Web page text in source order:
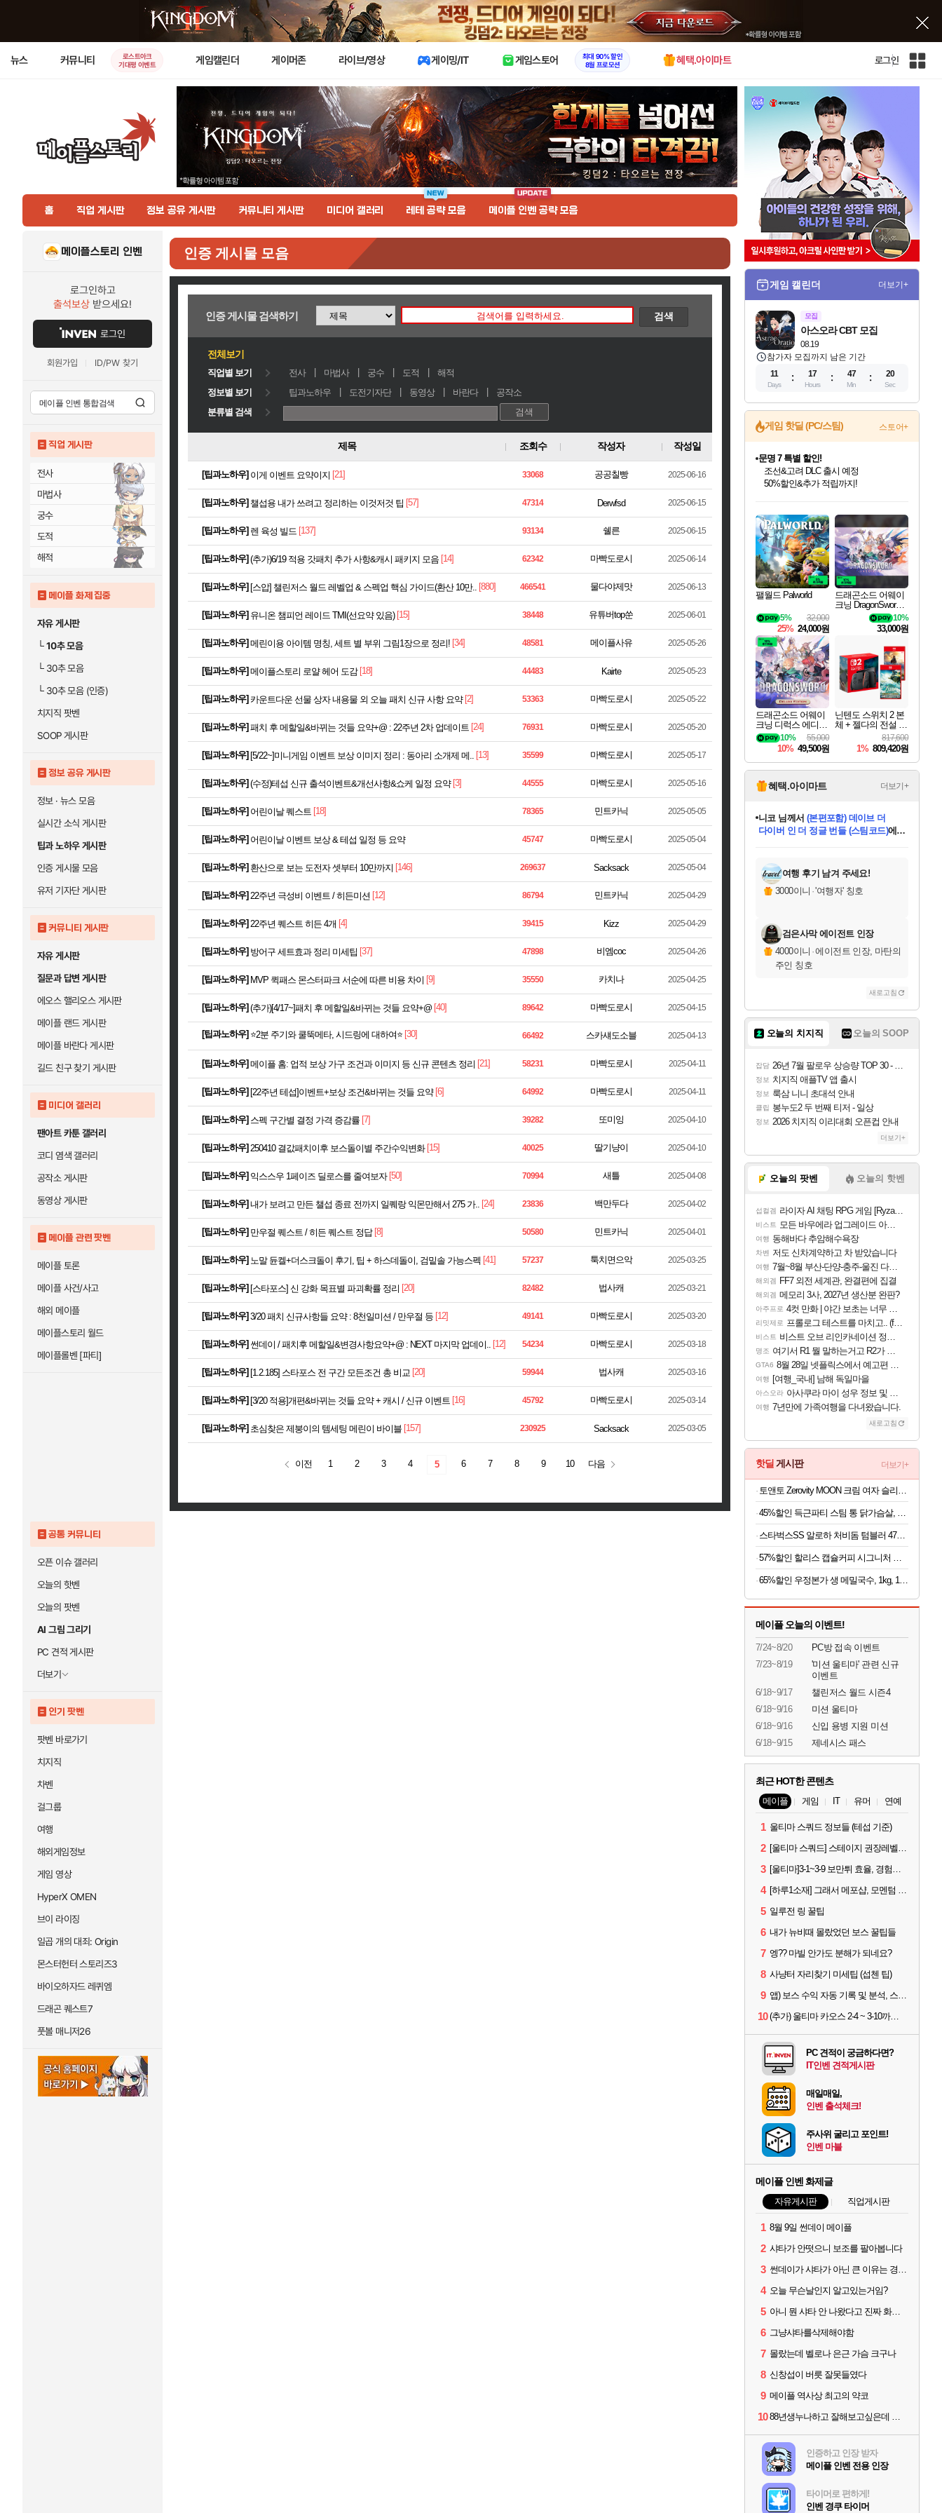
X
뉴스 커뮤니티
로스트아크
기대평 이벤트
게임캘린더 게이머존 라이브/영상 게이밍/IT 게임스토어
최대 90% 할인
8월 프로모션
혜택.아이마트 로그인
인
홈 직업 게시판 정보 공유 게시판 커뮤니티 게시판 미디어 갤러리 레테 공략 모음 메이플 인벤 공략 모음
메이플스토리 인벤
로그인하고
출석보상 받으세요!
로그인
회원가입 ID/PW 찾기
직업 게시판
전사
마법사
궁수
도적
해적
메이플 화제 집중
자유 게시판
└10추 모음
└30추 모음
└30추 모음 (인증)
치지직 팟벤
SOOP 게시판
정보 공유 게시판
정보 · 뉴스 모음
실시간 소식 게시판
팁과 노하우 게시판
인증 게시물 모음
유저 기자단 게시판
커뮤니티 게시판
자유 게시판
질문과 답변 게시판
에오스 핼리오스 게시판
메이플 랜드 게시판
메이플 바란다 게시판
길드 친구 찾기 게시판
미디어 갤러리
팬아트 카툰 갤러리
코디 염색 갤러리
공작소 게시판
동영상 게시판
메이플 관련 팟벤
메이플 토론
메이플 사건/사고
해외 메이플
메이플스토리 월드
메이플롤벤 [파티]
공통 커뮤니티
오픈 이슈 갤러리
오늘의 핫벤
오늘의 팟벤
AI 그림 그리기
PC 견적 게시판
더보기
인기 팟벤
팟벤 바로가기
치지직
차벤
걸그룹
여행
해외게임정보
게임 영상
HyperX OMEN
브이 라이징
일곱 개의 대죄: Origin
몬스터헌터 스토리즈3
바이오하자드 레퀴엠
드래곤 퀘스트7
풋볼 매니저26
인증 게시물 모음
인증 게시물 검색하기
전체보기
직업별 보기 전사 마법사 궁수 도적
해적
정보별 보기
팁과노하우 도전기자단 동영상 바란다
공작소
분류별 검색
제목 조회수 작성자 작성일
[팁과노하우] 이게 이벤트 요약이지 [21] 33068 공공칠빵 2025-06-16
[팁과노하우] 챌섭용 내가 쓰려고 정리하는 이것저것 팁 [57] 47314 Derwfsd 2025-06-15
[팁과노하우] 렌 육성 빌드 [137] 93134 쉘른 2025-06-15
[팁과노하우] (추가)6/19 적용 갓패치 추가 사항&캐시 패키지 모음 [14] 62342 마빡도로시 2025-06-14
[팁과노하우] [스압] 챌린저스 월드 레벨업 & 스펙업 핵심 가이드(환산 10만.. [880] 466541 물다야제맛 2025-06-13
[팁과노하우] 유니온 챔피언 레이드 TMI(선요약 있음) [15] 38448 유튜버top쑨 2025-06-01
[팁과노하우] 메린이용 아이템 명칭, 세트 별 부위 그림1장으로 정리! [34] 48581 메이플사유 2025-05-26
[팁과노하우] 메이플스토리 로얄 헤어 도감 [18] 44483 Kairte 2025-05-23
[팁과노하우] 카운트다운 선물 상자 내용물 외 오늘 패치 신규 사항 요약 [2] 53363 마빡도로시 2025-05-22
[팁과노하우] 패치 후 메할일&바뀌는 것들 요약+@ : 22주년 2차 업데이트 [24] 76931 마빡도로시 2025-05-20
[팁과노하우] [5/22~]미니게임 이벤트 보상 이미지 정리 : 동아리 소개제 메.. [13] 35599 마빡도로시 2025-05-17
[팁과노하우] (수정)테섭 신규 출석이벤트&개선사항&쇼케 일정 요약 [3] 44555 마빡도로시 2025-05-16
[팁과노하우] 어린이날 퀘스트 [18] 78365 민트카닉 2025-05-05
[팁과노하우] 어린이날 이벤트 보상 & 테섭 일정 등 요약 45747 마빡도로시 2025-05-04
[팁과노하우] 환산으로 보는 도전자 셋부터 10만까지 [146] 269637 Sacksack 2025-05-04
[팁과노하우] 22주년 극성비 이벤트 / 히든미션 [12] 86794 민트카닉 2025-04-29
[팁과노하우] 22주년 퀘스트 히든 4개 [4] 39415 Kizz 2025-04-29
[팁과노하우] 방어구 세트효과 정리 미세팁 [37] 47898 비엠coc 2025-04-26
[팁과노하우] MVP 퀵패스 몬스터파크 서순에 따른 비용 차이 [9] 35550 카치나 2025-04-25
[팁과노하우] (추가)[4/17~]패치 후 메할일&바뀌는 것들 요약+@ [40] 89642 마빡도로시 2025-04-15
[팁과노하우] ⭐️2분 주기와 쿨뚝메타, 시드링에 대하여⭐️ [30] 66492 스카섀도소블 2025-04-13
[팁과노하우] 메이플 홈: 업적 보상 가구 조건과 이미지 등 신규 콘텐츠 정리 [21] 58231 마빡도로시 2025-04-11
[팁과노하우] [22주년 테섭]이벤트+보상 조건&바뀌는 것들 요약 [6] 64992 마빡도로시 2025-04-11
[팁과노하우] 스펙 구간별 결정 가격 증감률 [7] 39282 또미잉 2025-04-10
[팁과노하우] 250410 결값패치이후 보스돌이별 주간수익변화 [15] 40025 딸기냥이 2025-04-10
[팁과노하우] 익스스우 1페이즈 딜로스를 줄여보자 [50] 70994 새틀 2025-04-08
[팁과노하우] 내가 보려고 만든 챌섭 종료 전까지 일퀘랑 익몬만해서 275 가.. [24] 23836 백만두다 2025-04-02
[팁과노하우] 만우절 퀘스트 / 히든 퀘스트 정답 [8] 50580 민트카닉 2025-04-01
[팁과노하우] 노말 듄켈+더스크돌이 후기, 팁 + 하스데돌이, 검밑솔 가능스펙 [41] 57237 툭치면으악 2025-03-25
[팁과노하우] [스타포스] 신 강화 목표별 파괴확률 정리 [20] 82482 법사캐 2025-03-21
[팁과노하우] 3/20 패치 신규사항들 요약 : 8천일미션 / 만우절 등 [12] 49141 마빡도로시 2025-03-20
[팁과노하우] 썬데이 / 패치후 메할일&변경사항요약+@ : NEXT 마지막 업데이.. [12] 54234 마빡도로시 2025-03-18
[팁과노하우] [1.2.185] 스타포스 전 구간 모든조건 총 비교 [20] 59944 법사캐 2025-03-16
[팁과노하우] [3/20 적용]개편&바뀌는 것들 요약 + 캐시 / 신규 이벤트 [16] 45792 마빡도로시 2025-03-14
[팁과노하우] 초심찾은 제붕이의 템세팅 메린이 바이블 [157] 230925 Sacksack 2025-03-05
이전 1 2 3 4 5 6 7 8 9 10 다음
게임 캘린더 더보기+
모집
08.19
아스오라 CBT 모집
참가자 모집까지 남은 기간
11
Days
17
Hours
47
Min
19
Sec
게임 핫딜 (PC/스팀) 스토어+
최대 90% 할인가를 만나보세요!
네이버혜택과 함께 만나보세요!
50%할인&추가 적립까지!
마블 투혼 파이팅 소울즈 정식출시!
마블 히어로 총 출동&화려한 격투!
네이버 포인트 혜택까지!
이니&베니 혜택까지!
네이버 혜택가와 함께 예약하세요!
할인&네이버혜택으로 만나보세요!
네이버페이 혜택과 만나보세요!
40주년 프로모션으로 만나보세요!
할인가에 만나보세요!
일부 에디션 상시 할인!
혜택으로 예약 판매 중
편안하게 충전하세요
팰월드 Palworld
32,000
5%
25% 24,000원
드래곤소드 어웨이
크닝 DragonSword A
10%
33,000원
드래곤소드 어웨이
크닝 디럭스 에디션
DragonSword Awake
ning Deluxe Edition
55,000
10%
10% 49,500원
닌텐도 스위치 2 본
체 + 젤다의 전설 티
어스 오브 더 킹덤
닌텐도 스위치 2 에
디션 + 젤다의 전설
브레스 오브 더 와
일드 닌텐도 스위치
2 에디션 번들
817,600
1% 809,420원
혜택.아이마트 더보기+
교환.
당첨되셨습니다.
니코님께서 (본편포함) 데이브 더
다이버 인 더 정글 번들 (스팀코드)에
당첨되셨습니다.
당첨되셨습니다.
당첨되셨습니다.
당첨되셨습니다.
당첨되셨습니다.
에디션 (스팀코드) 를 교환.
당첨되셨습니다.
여행 후기 남겨 주세요!
3000이니 ·'여행자' 칭호
검은사막 에이전트 인장
4000이니 ·에이전트 인장, 마탄의
주인 칭호
새로고침
오늘의 치지직 오늘의 SOOP
잡담 26년 7월 팔로우 상승량 TOP 30 - 월간 치지직
정보 치지직 애플TV 앱 출시
정보 룩삼 니니 초대석 안내
클립 봉누도2 두 번째 티저 - 일상
정보 2026 치지직 이리대회 오픈컵 안내
더보기+
오늘의 팟벤 오늘의 핫벤
섭컬겜 라이자 AI 채팅 RPG 게임 [RyzaChat: AI] 공개
비스트 모든 바우에라 업그레이드 아이템 획득 위치 공략 (89개)
여행 동해바다 추암해수욕장
차벤 저도 신차계약하고 차 받았습니다
여행 7월~8월 부산-단양-충주-울진 다녀왔어요~
해외겜 FF7 외전 세계관, 완결편에 집결
해외겜 메모리 3사, 2027년 생산분 완판?
아주프로 4컷 만화 | 야간 보초는 너무 힘들어
리밋제로 프롤로그 테스트를 마치고.. (feat. 리아)
비스트 비스트 오브 리인카네이션 정보/공략글 모음
명조 여기서 R1 뭘 말하는거고 R2가 뭘말하는걸까요?
GTA6 8월 28일 넷플릭스에서 예고편 공개 예정
여행 [여행_국내] 남해 독일마을
아스오라 아사쿠라 마이 성우 정보 및 주요 필모
여행 7년만에 가족여행을 다녀왔습니다.
새로고침
핫딜 게시판 더보기+
스타벅스SS 알로하 처비돔 텀블러 473ml
65%할인 우정본가 생 메밀국수, 1kg, 1팩 + 시원한 메밀장, 40g, 6개
메이플 오늘의 이벤트!
7/24~8/20
PC방 접속 이벤트
7/23~8/19
'미션 울티마' 관련 신규
이벤트
6/18~9/17
챌린저스 월드 시즌4
6/18~9/16
미션 울티마
6/18~9/16
신입 용병 지원 미션
6/18~9/15
제네시스 패스
최근 HOT한 콘텐츠
메이플 게임 IT 유머 연예
1 울티마 스쿼드 정보들 (테섭 기준)
2 [울티마 스쿼드] 스테이지 권장레벨, 잠재옵션표, 스킬퍼뎀, 장비 리스트 및 능력치 공유
3 [울티마]3-1~3-9 보만튀 효율, 경험치 공략 및 소소한 컨트롤 팁
4 [하루1소재] 그래서 메포샵, 모멘텀 효율 얼마나 좋음?
5 일루전 링 꿀팁
6 내가 뉴비때 몰랐었던 보스 꿀팁들
7 엥?? 마빌 안가도 분해가 되네요?
8 사냥터 자리찾기 미세팁 (섭첸 팁)
9 앱) 보스 수익 자동 기록 및 분석, 스케줄러 알림
10 (추가) 울티마 카오스 2-4 ~ 3-10까지 공략 스펙 및 팁 공유
PC 견적이 궁금하다면?
IT인벤 견적게시판
매일매일,
인벤 출석체크!
주사위 굴리고 포인트!
인벤 마블
메이플 인벤 화제글
자유게시판 직업게시판
1 8월 9일 썬데이 메이플
2 샤타가 안떳으니 보조를 팔아봅니다
3 썬데이가 샤타가 아닌 큰 이유는 경매장 불안정때문일듯
4 오늘 무슨날인지 알고있는거임?
5 아니 뭔 샤타 안 나왔다고 진짜 화내는 사람도 있네
6 그냥샤타를삭제해야함
7 몰랐는데 벨로나 은근 가슴 크구나
8 신창섭이 버릇 잘못들였다
9 메이플 역사상 최고의 약코
10 88년생누나하고 잘해보고싶은데 자신이없는데어쩌지
인증하고 인장 받자
메이플 인벤 전용 인장
타이머로 편하게!
인벤 경쿠 타이머